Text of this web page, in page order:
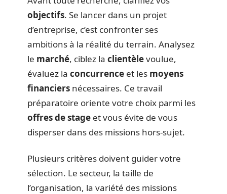
objectifs. Se lancer dans un projet
d’entreprise, c’est confronter ses
ambitions à la réalité du terrain. Analysez
le marché, ciblez la clientèlevoulue,
évaluez la concurrence et les moyens
financiers nécessaires. Ce travail
préparatoire oriente votre choix parmi les
offres de stage et vous évite de vous
disperser dans des missions hors-sujet.
Plusieurs critères doivent guider votre
sélection. Le secteur, la taille de
l’organisation, la variété des missions